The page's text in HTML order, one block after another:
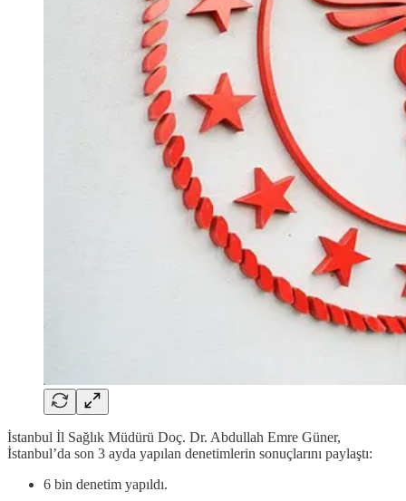
İstanbul İl Sağlık Müdürü Doç. Dr. Abdullah Emre Güner,
İstanbul’da son 3 ayda yapılan denetimlerin sonuçlarını paylaştı:
6 bin denetim yapıldı.